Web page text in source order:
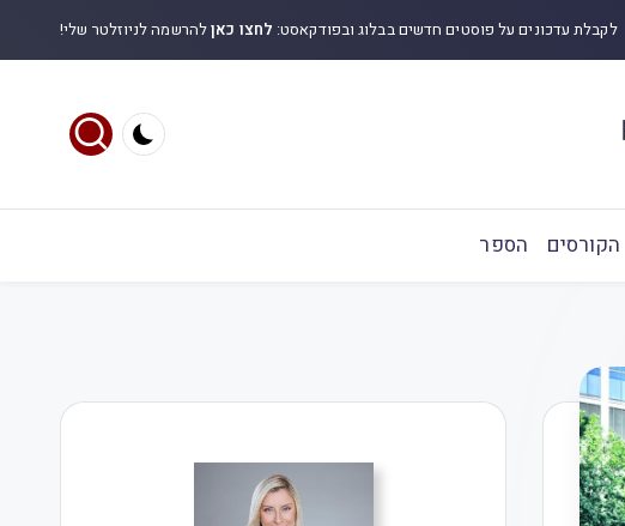
לקבלת עדכונים על פוסטים חדשים בבלוג ובפודקאסט: לחצו כאןלהרשמה לניוזלטר שלי!
הקורסים הספר